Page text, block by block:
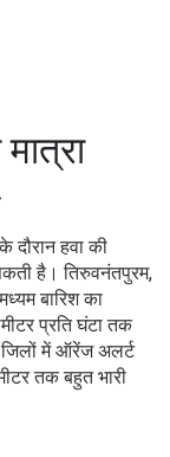
दौरान हवा की
है। तिरुवनंतपुरम,
बारिश का
प्रति घंटा तक
में ऑरेंज अलर्ट
तक बहुत भारी